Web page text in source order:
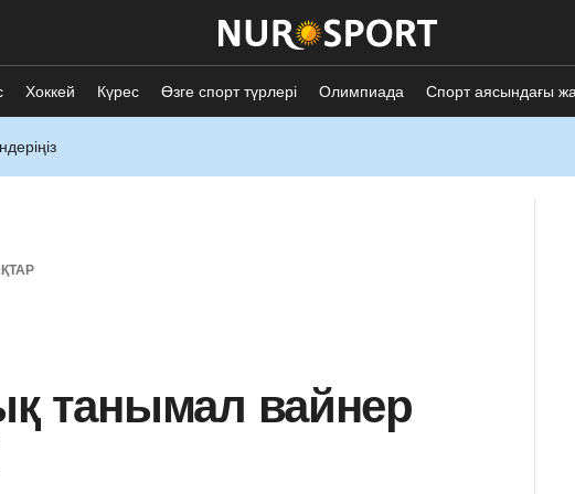
Хоккей Күрес Өзге спорт түрлері Олимпиада Спорт аясындағы
танымал вайнер